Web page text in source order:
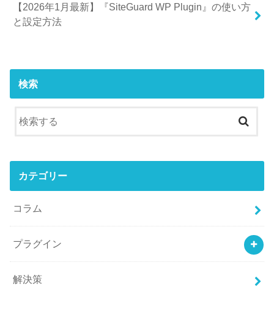
【2026年1月最新】『SiteGuard WP Plugin』の使い方
と設定方法
検索
カテゴリー
コラム
プラグイン
解決策